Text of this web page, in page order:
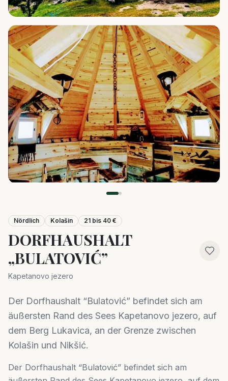
Nördlich Kolašin 21 bis 40 €
DORFHAUSHALT
„BULATOVIĆ”
Kapetanovo jezero
Der Dorfhaushalt “Bulatović” befindet sich am
äußersten Rand des Sees Kapetanovo jezero, auf
dem Berg Lukavica, an der Grenze zwischen
Kolašin und Nikšić.
Der Dorfhaushalt “Bulatović” befindet sich am